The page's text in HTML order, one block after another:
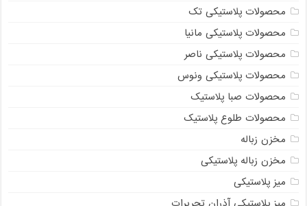
محصولات پلاستیکی تک
محصولات پلاستیکی مانیا
محصولات پلاستیکی ناصر
محصولات پلاستیکی ونوس
محصولات صبا پلاستیک
محصولات طلوع پلاستیک
مخزن زباله
مخزن زباله پلاستیکی
میز پلاستیکی